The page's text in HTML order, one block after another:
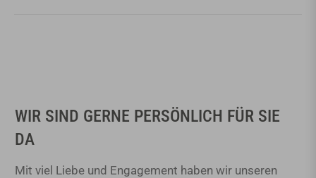
WIR SIND GERNE PERSÖNLICH FÜR SIE
DA
Mit viel Liebe und Engagement haben wir unseren